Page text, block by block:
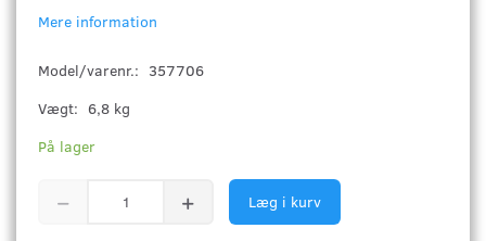
Mere information
Model/varenr.: 357706
Vægt: 6,8 kg
På lager
Læg i kurv